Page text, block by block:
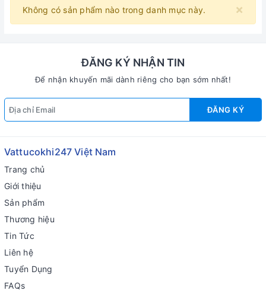
×
Không có sản phẩm nào trong danh mục này.
ĐĂNG KÝ NHẬN TIN
Để nhận khuyến mãi dành riêng cho bạn sớm nhất!
ĐĂNG KÝ
Vattucokhi247 Việt Nam
Trang chủ
Giới thiệu
Sản phẩm
Thương hiệu
Tin Tức
Liên hệ
Tuyển Dụng
FAQs